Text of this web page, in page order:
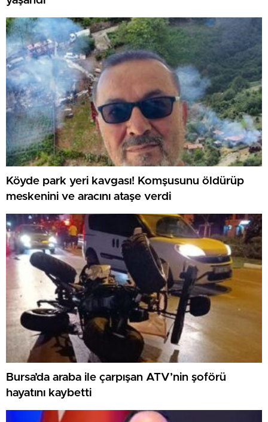
Köyde park yeri kavgası! Komşusunu öldürüp
meskenini ve aracını ataşe verdi
Bursa’da araba ile çarpışan ATV’nin şoförü
hayatını kaybetti